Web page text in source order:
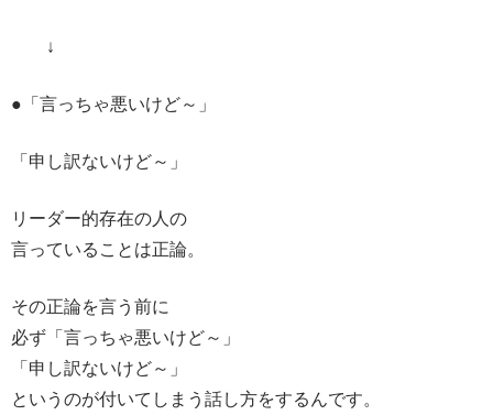
↓
●「言っちゃ悪いけど～」
「申し訳ないけど～」
リーダー的存在の人の
言っていることは正論。
その正論を言う前に
必ず「言っちゃ悪いけど～」
「申し訳ないけど～」
というのが付いてしまう話し方をするんです。